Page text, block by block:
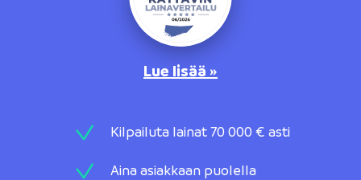
Lue lisää »
Kilpailuta lainat 70 000 € asti
Aina asiakkaan puolella